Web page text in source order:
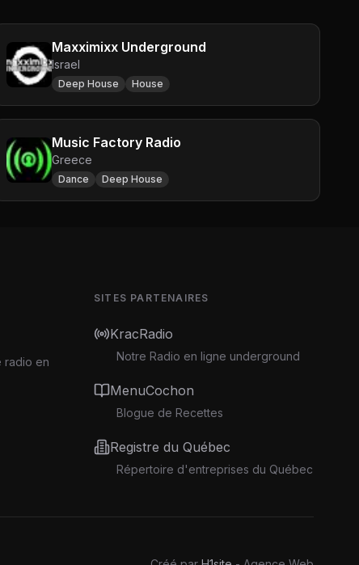
Maxximixx Underground
Israel
Deep House House
Music Factory Radio
Greece
Dance Deep House
radio en
SITES PARTENAIRES
KracRadio
Notre Radio en ligne underground
MenuCochon
Blogue de Recettes
Registre du Québec
Répertoire d'entreprises du Québec